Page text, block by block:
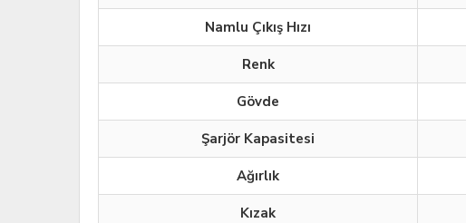
Namlu Çıkış Hızı
Renk
Gövde
Şarjör Kapasitesi
Ağırlık
Kızak